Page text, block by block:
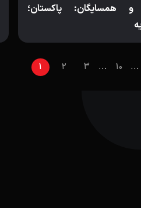
و همسایگان: پاکستان؛
1 2 3 ... 10 ...